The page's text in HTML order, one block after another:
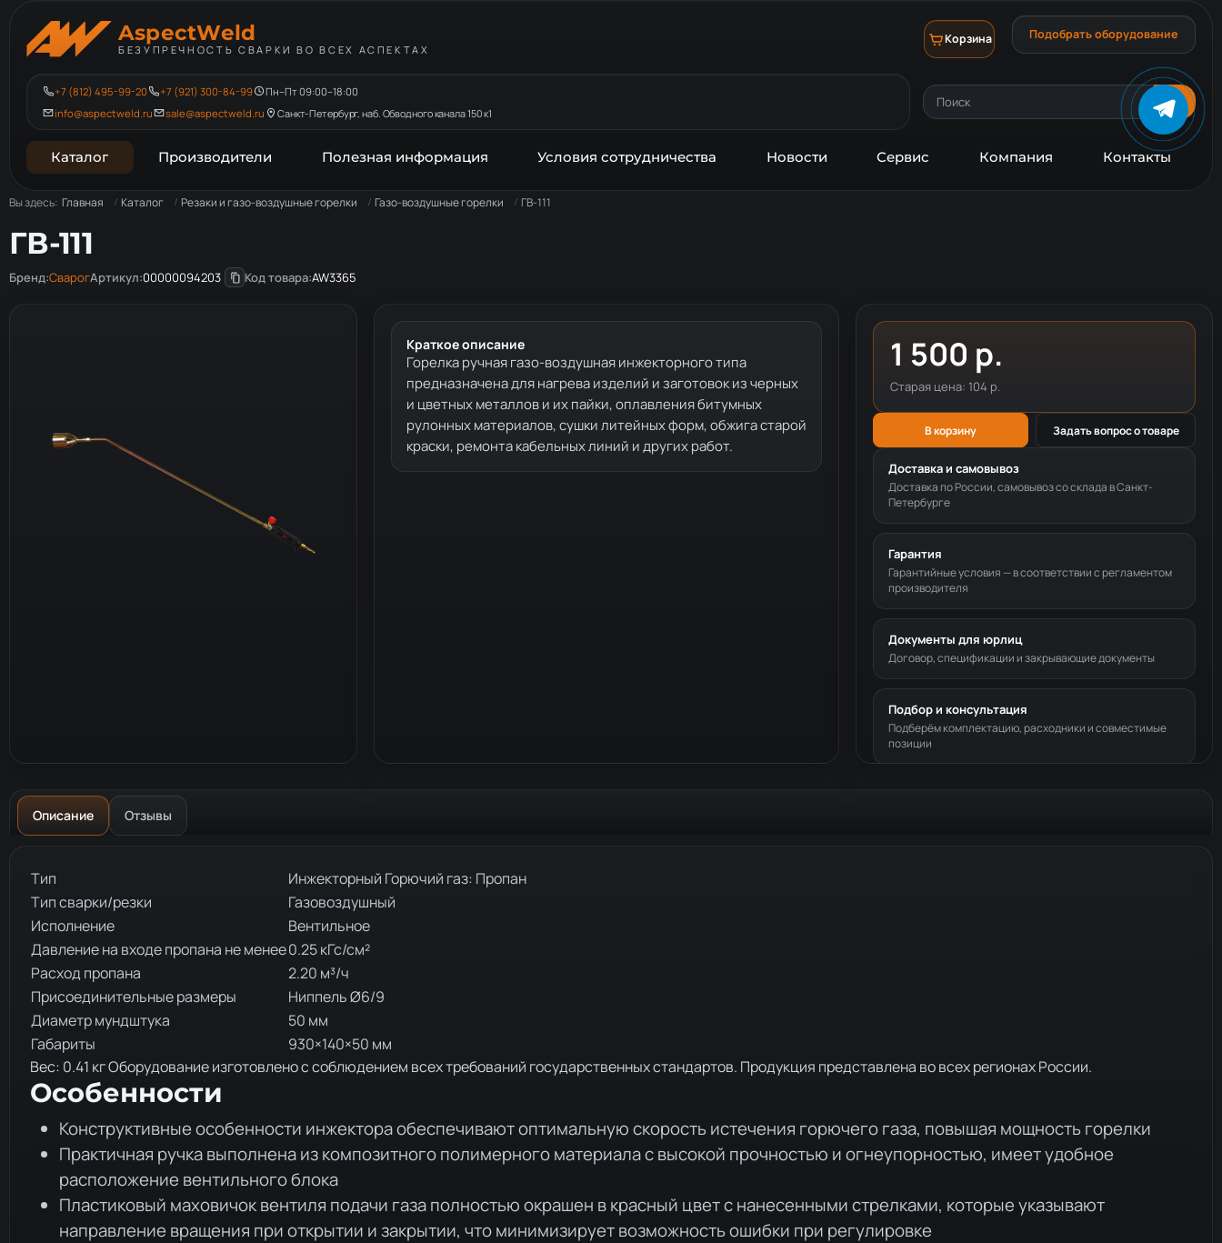
AspectWeld
БЕЗУПРЕЧНОСТЬ СВАРКИ ВО ВСЕХ АСПЕКТАХ
+7 (812) 495-99-20 +7 (921) 300-84-99
Пн–Пт 09:00–18:00
info@aspectweld.ru
sale@aspectweld.ru Санкт-Петербург, наб. Обводного канала 150 к1
Корзина Подобрать оборудование
Каталог Производители Полезная информация Условия сотрудничества Новости Сервис Компания Контакты
Вы здесь: Главная Каталог Резаки и газо-воздушные горелки Газо-воздушные горелки ГВ-111
ГВ-111
Бренд:СварогАртикул:00000094203 Код товара:AW3365
Краткое описание
Горелка ручная газо-воздушная инжекторного типа
предназначена для нагрева изделий и заготовок из черных
и цветных металлов и их пайки, оплавления битумных
рулонных материалов, сушки литейных форм, обжига старой
краски, ремонта кабельных линий и других работ.
1 500 р.
Старая цена: 104 р.
В корзину Задать вопрос о товаре
Доставка и самовывоз
Доставка по России, самовывоз со склада в Санкт-
Петербурге
Гарантия
Гарантийные условия — в соответствии с регламентом
производителя
Документы для юрлиц
Договор, спецификации и закрывающие документы
Подбор и консультация
Подберём комплектацию, расходники и совместимые
позиции
Описание Отзывы
Описание товара
Тип
Инжекторный Горючий газ: Пропан
Тип сварки/резки
Газовоздушный
Исполнение
Вентильное
Давление на входе пропана не менее0.25 кГс/см²
Расход пропана
2.20 м³/ч
Присоединительные размеры
Ниппель Ø6/9
Диаметр мундштука
50 мм
Габариты
930×140×50 мм
Вес: 0.41 кг Оборудование изготовлено с соблюдением всех требований государственных стандартов. Продукция представлена во всех регионах России.
Особенности
Конструктивные особенности инжектора обеспечивают оптимальную скорость истечения горючего газа, повышая мощность горелки
Практичная ручка выполнена из композитного полимерного материала с высокой прочностью и огнеупорностью, имеет удобное
расположение вентильного блока
Пластиковый маховичок вентиля подачи газа полностью окрашен в красный цвет с нанесенными стрелками, которые указывают
направление вращения при открытии и закрытии, что минимизирует возможность ошибки при регулировке